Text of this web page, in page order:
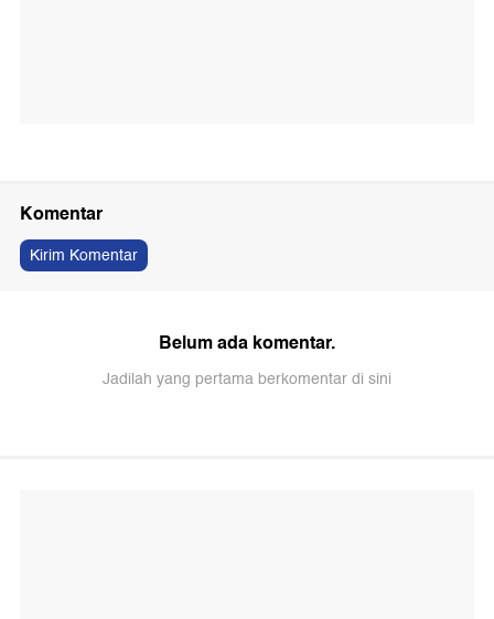
Komentar
Kirim Komentar
Belum ada komentar.
Jadilah yang pertama berkomentar di sini